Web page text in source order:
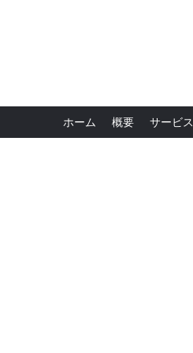
ホーム 概要 サービス